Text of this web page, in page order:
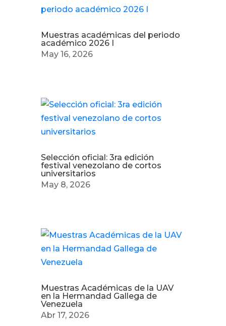
Muestras académicas del periodo
académico 2026 I
May 16, 2026
Selección oficial: 3ra edición
festival venezolano de cortos
universitarios
May 8, 2026
Muestras Académicas de la UAV
en la Hermandad Gallega de
Venezuela
Abr 17, 2026